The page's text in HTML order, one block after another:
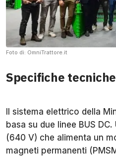
Foto di: OmniTrattore.it
Specifiche
Il sistema elettrico della
basa su due linee BUS
(640 V) che alimenta un
magneti permanenti